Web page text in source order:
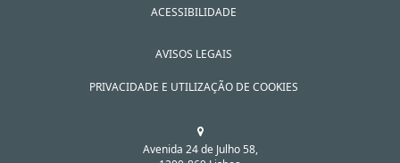
ACESSIBILIDADE
AVISOS LEGAIS
PRIVACIDADE E UTILIZAÇÃO DE COOKIES
Avenida 24 de Julho 58,